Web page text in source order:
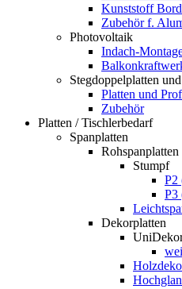
Kunststoff
Zubehör f.
Photovoltaik
Indach-
Stegdoppelplatten
Platten und
Zubehör
Platten / Tischlerbedarf
Spanplatten
Rohspanplatten
Stumpf
P2
P3
Dekorplatten